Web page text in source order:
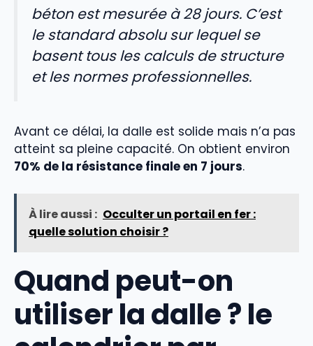
béton est mesurée à 28 jours. C’est
le standard absolu sur lequel se
basent tous les calculs de structure
et les normes professionnelles.
Avant ce délai, la dalle est solide mais n’a pas
atteint sa pleine capacité. On obtient environ
70% de la résistance finale en 7 jours.
À lire aussi : Occulter un portail en fer :
quelle solution choisir ?
Quand peut-on
utiliser la dalle ? le